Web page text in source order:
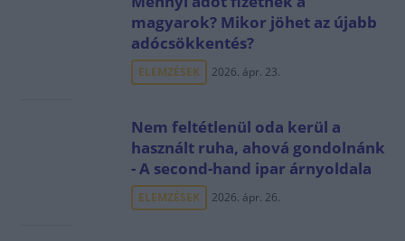
magyarok? Mikor jöhet az újabb
adócsökkentés?
ELEMZÉSEK 2026. ápr. 23.
Nem feltétlenül oda kerül a
használt ruha, ahová gondolnánk
- A second-hand ipar árnyoldala
ELEMZÉSEK 2026. ápr. 26.